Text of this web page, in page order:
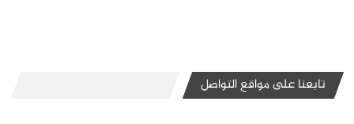
تابعنا على مواقع التواصل